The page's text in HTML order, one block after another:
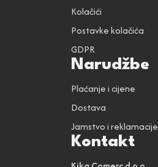
Kolačići
Postavke kolačića
GDPR
Narudžbe
Plaćanje i cijene
Dostava
Jamstvo i reklamacije
Kontakt